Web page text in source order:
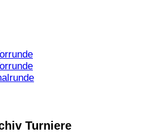
Turniere